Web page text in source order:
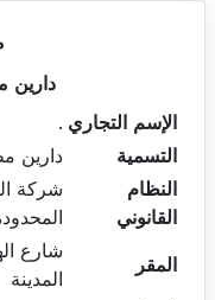
دارين
الإسم التجاري .
التسمية
دارين
النظام
القانوني
شركة
المقر
المدينة